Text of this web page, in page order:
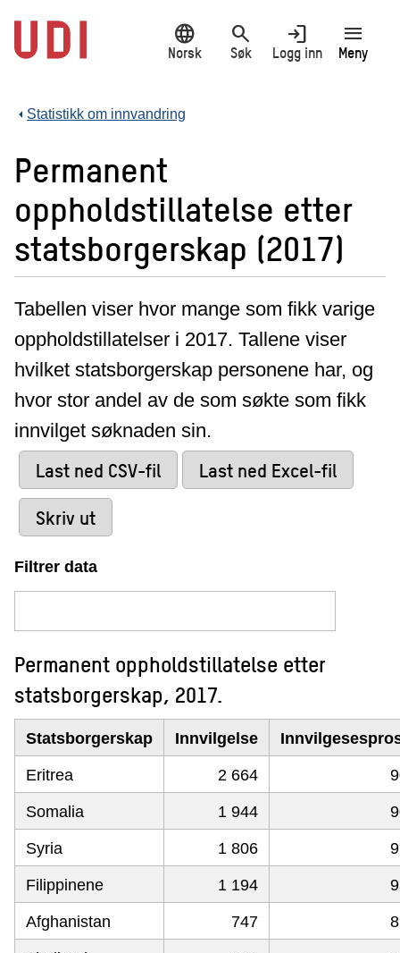
hovedinnhold
language
Norsk
search
Søk
login
Logg inn
menu
Meny
Statistikk om innvandring
Permanent
oppholdstillatelse etter
statsborgerskap (2017)
Tabellen viser hvor mange som fikk varige
oppholdstillatelser i 2017. Tallene viser
hvilket statsborgerskap personene har, og
hvor stor andel av de som søkte som fikk
innvilget søknaden sin.
Last ned CSV-fil
Last ned Excel-fil
Skriv ut
Filtrer data
Permanent oppholdstillatelse etter
statsborgerskap, 2017.
Statsborgerskap Innvilgelse
Eritrea 2 664
Somalia 1 944
Syria 1 806
Filippinene 1 194
Afghanistan 747